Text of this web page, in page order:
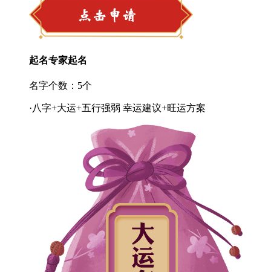
起名专家起名
名字个数：5个
·八字+大运+五行强弱 幸运建议+旺运方案